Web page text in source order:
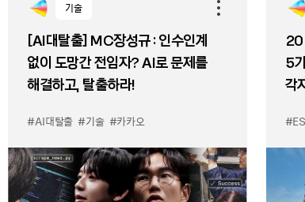
기술
[AI대탈출] MC장성규 : 인수인계
없이 도망간 전임자? AI로 문제를
해결하고, 탈출하라!
#AI대탈출 #기술 #카카오
5
각